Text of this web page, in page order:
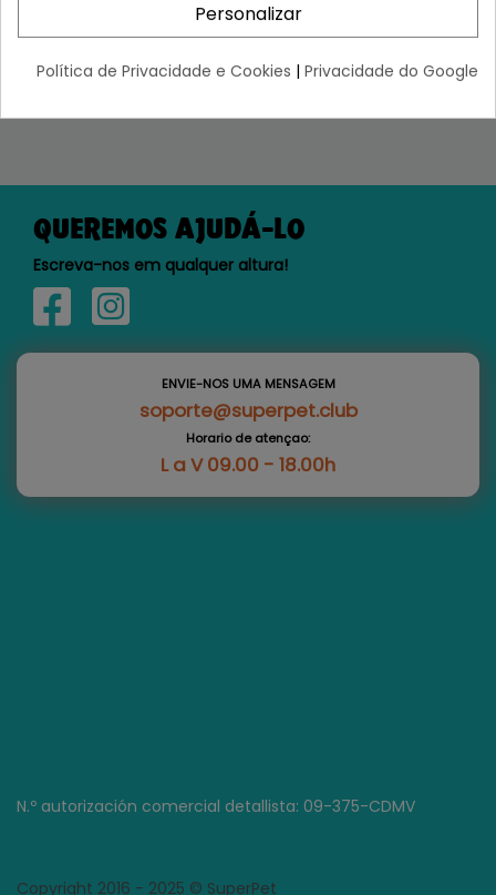
Li e aceito a política de privacidade
QUEREMOS AJUDÁ-LO
Escreva-nos em qualquer altura!
ENVIE-NOS UMA MENSAGEM
soporte@superpet.club
Horario de atençao:
L a V 09.00 - 18.00h
N.º autorización comercial detallista: 09-375-CDMV
Copyright 2016 - 2025 © SuperPet
Personalizar
Política de Privacidade e Cookies | Privacidade do Google